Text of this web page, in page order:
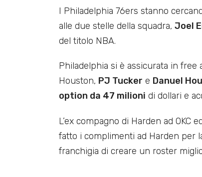
I Philadelphia 76ers stanno
alle due stelle della squadra, Joel
del titolo NBA.
Philadelphia si è assicurata in
Houston, PJ Tucker e Danuel
option da 47 milioni di dollari e
L’ex compagno di Harden ad OKC
fatto i complimenti ad Harden per
franchigia di creare un roster